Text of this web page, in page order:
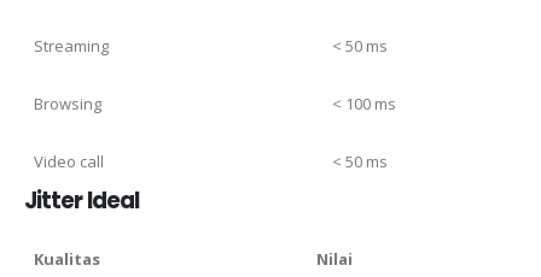
Streaming < 50 ms
Browsing < 100 ms
Video call < 50 ms
Jitter Ideal
Kualitas Nilai